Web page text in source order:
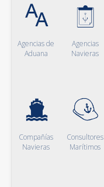
Agencias de
Aduana
Agencias
Navieras
Compañías
Navieras
Consultores
Marítimos